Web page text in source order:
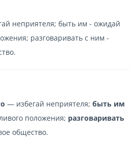
неприятеля; быть им - ожидай
разговаривать с ним -
— избегай неприятеля; быть им
положения; разговаривать
общество.